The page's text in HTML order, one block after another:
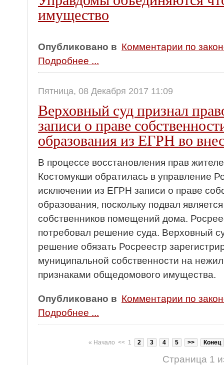
имущество
Опубликовано в Комментарии по
Подробнее ...
Пятница, 08 Декабря 2017 11:09
Верховный суд признал
записи о праве
образования из ЕГРН во
В процессе восстановления прав
Костомукши обратилась в управление
исключении из ЕГРН записи о праве
образования, поскольку подвал
собственников помещений дома.
потребовал решение суда. Верховный
решение обязать Росреестр
муниципальной собственности на
признаками общедомового имущества.
Опубликовано в Комментарии по
Подробнее ...
« Начало << 1 2 3 4 5 >> Конец
Страница 1